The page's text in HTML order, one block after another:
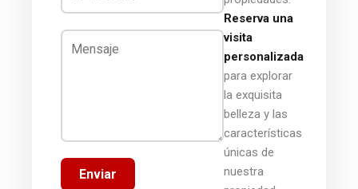
Enviar
Reserva una
visita
personalizada
para explorar
la exquisita
belleza y las
características
únicas de
nuestra